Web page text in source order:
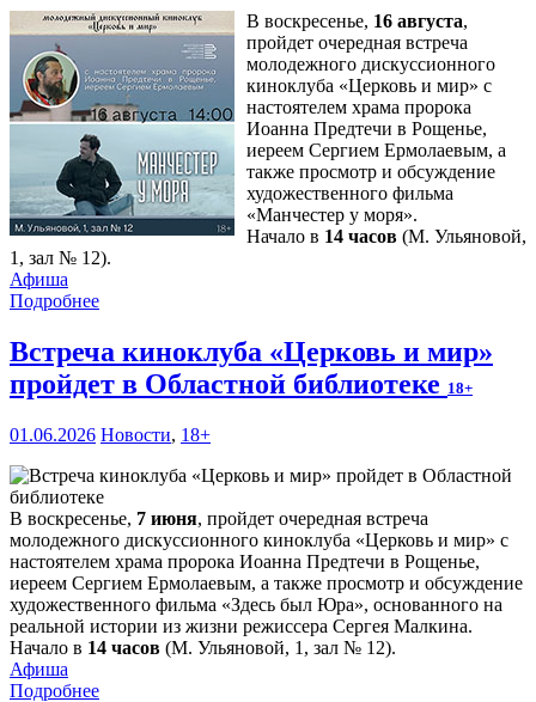
В воскресенье, 16 августа,
пройдет очередная встреча
молодежного дискуссионного
киноклуба «Церковь и мир» с
настоятелем храма пророка
Иоанна Предтечи в Рощенье,
иереем Сергием Ермолаевым, а
также просмотр и обсуждение
художественного фильма
«Манчестер у моря».
Начало в 14 часов (М. Ульяновой,
1, зал № 12).
Афиша
Подробнее
Встреча киноклуба «Церковь и мир»
пройдет в Областной библиотеке 18+
01.06.2026 Новости, 18+
В воскресенье, 7 июня, пройдет очередная встреча
молодежного дискуссионного киноклуба «Церковь и мир» с
настоятелем храма пророка Иоанна Предтечи в Рощенье,
иереем Сергием Ермолаевым, а также просмотр и обсуждение
художественного фильма «Здесь был Юра», основанного на
реальной истории из жизни режиссера Сергея Малкина.
Начало в 14 часов (М. Ульяновой, 1, зал № 12).
Афиша
Подробнее